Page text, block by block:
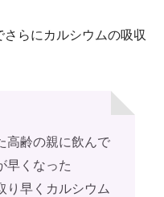
らにカルシウムの吸収
高齢の親に飲んで
早くなった
り早くカルシウム